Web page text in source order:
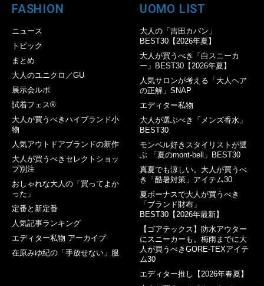
FASHION
ニュース
トピック
まとめ
大人のユニクロ／GU
展示会ルポ
試着フェス®︎
大人が買うべきハイブランド小
物
人気アウトドアブランドの新作
大人が買うべきセレクトショッ
プ別注
おしゃれな大人の「買ってよか
った」
定番と新定番
人気記事ランキング
エディター私物 アーカイブ
在原みゆ紀の「手放せない」服
UOMO LIST
大人の「吉田カバン」
BEST30【2026年夏】
大人が買うべき「白スニーカ
ー」BEST30【2026年夏】
人気サロンが考える「大人ヘア
の正解」SNAP
エディター私物
大人が選ぶべき「メンズ香水」
BEST30
モンベル好きスタイリストが選
ぶ 「夏のmont-bell」BEST30
真夏でも涼しい。大人が買うべ
き「酷暑対策」アイテム30
夏ボーナスで大人が買うべき
「ブランド財布」
BEST30【2026年最新】
【ゴアテックス】防水アウター
にスニーカーも。梅雨までに大
人が買うべきGORE-TEXアイテ
ム30
エディター推し【2026年春夏】